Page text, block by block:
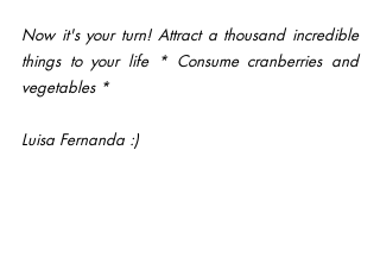
Now it's your turn! Attract a thousand incredible
things to your life * Consume cranberries and
vegetables *
Luisa Fernanda :)